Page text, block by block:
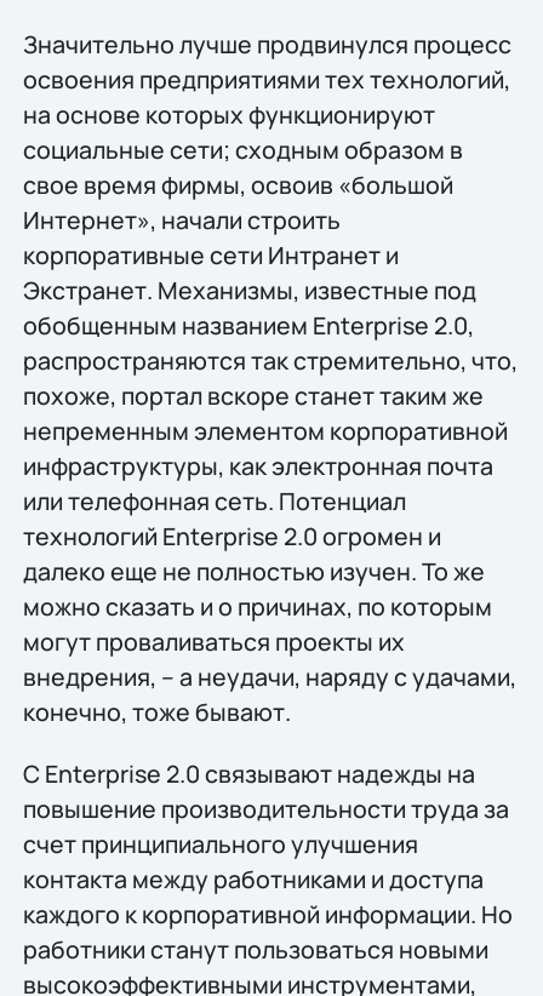
Значительно лучше продвинулся процесс
освоения предприятиями тех технологий,
на основе которых функционируют
социальные сети; сходным образом в
свое время фирмы, освоив «большой
Интернет», начали строить
корпоративные сети Интранет и
Экстранет. Механизмы, известные под
обобщенным названием Enterprise 2.0,
распространяются так стремительно, что,
похоже, портал вскоре станет таким же
непременным элементом корпоративной
инфраструктуры, как электронная почта
или телефонная сеть. Потенциал
технологий Enterprise 2.0 огромен и
далеко еще не полностью изучен. То же
можно сказать и о причинах, по которым
могут проваливаться проекты их
внедрения, – а неудачи, наряду с удачами,
конечно, тоже бывают.
С Enterprise 2.0 связывают надежды на
повышение производительности труда за
счет принципиального улучшения
контакта между работниками и доступа
каждого к корпоративной информации. Но
работники станут пользоваться новыми
высокоэффективными инструментами,